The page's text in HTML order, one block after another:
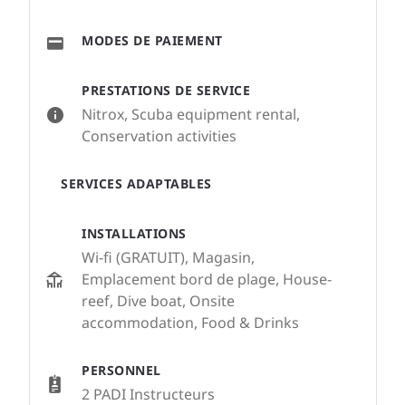
PRESTATIONS DE SERVICE
Nitrox, Scuba equipment rental,
Conservation activities
SERVICES ADAPTABLES
INSTALLATIONS
Wi-fi (GRATUIT), Magasin,
Emplacement bord de plage, House-
reef, Dive boat, Onsite
accommodation, Food & Drinks
PERSONNEL
2 PADI Instructeurs
MODES DE PAIEMENT